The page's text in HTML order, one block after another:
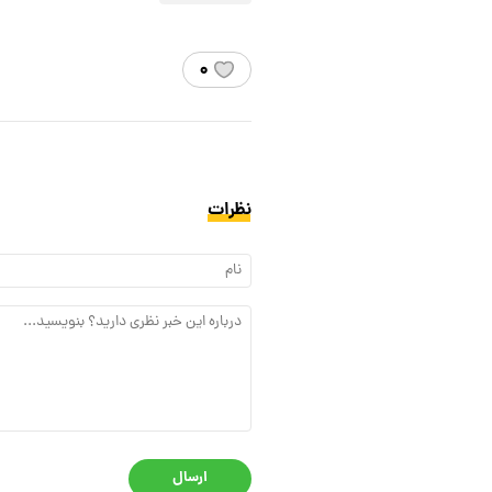
۰
نظرات
ارسال